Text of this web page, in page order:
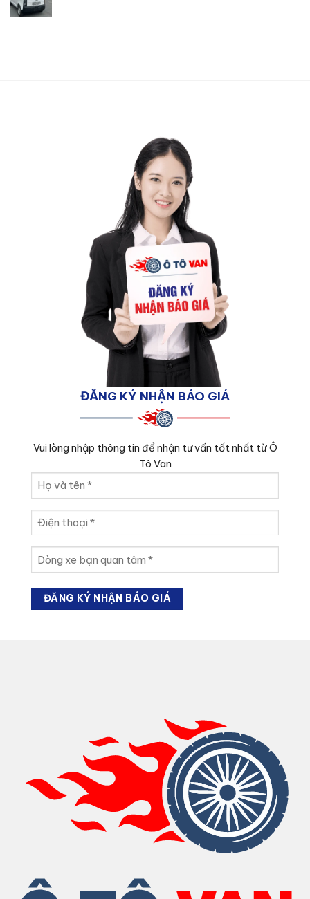
ĐĂNG KÝ NHẬN BÁO GIÁ
Vui lòng nhập thông tin để nhận tư vấn tốt nhất từ Ô
Tô Van
và
tên
(Required)
thoại
xe
bạn
quan
(Required)